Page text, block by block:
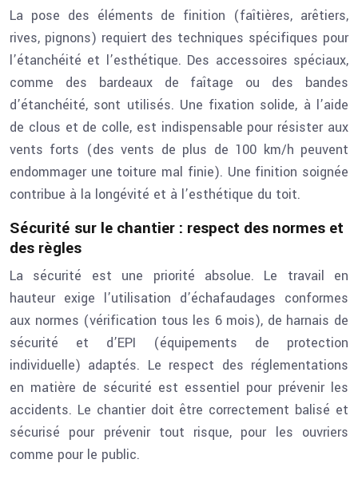
La pose des éléments de finition (faîtières, arêtiers,
rives, pignons) requiert des techniques spécifiques pour
l’étanchéité et l’esthétique. Des accessoires spéciaux,
comme des bardeaux de faîtage ou des bandes
d’étanchéité, sont utilisés. Une fixation solide, à l’aide
de clous et de colle, est indispensable pour résister aux
vents forts (des vents de plus de 100 km/h peuvent
endommager une toiture mal finie). Une finition soignée
contribue à la longévité et à l’esthétique du toit.
Sécurité sur le chantier : respect des normes et
des règles
La sécurité est une priorité absolue. Le travail en
hauteur exige l’utilisation d’échafaudages conformes
aux normes (vérification tous les 6 mois), de harnais de
sécurité et d’EPI (équipements de protection
individuelle) adaptés. Le respect des réglementations
en matière de sécurité est essentiel pour prévenir les
accidents. Le chantier doit être correctement balisé et
sécurisé pour prévenir tout risque, pour les ouvriers
comme pour le public.